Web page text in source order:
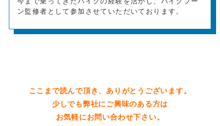
ン監修者として参加させていただいております。
ここまで読んで頂き、ありがとうございます。
少しでも弊社にご興味のある方は
お気軽にお問い合わせ下さい。